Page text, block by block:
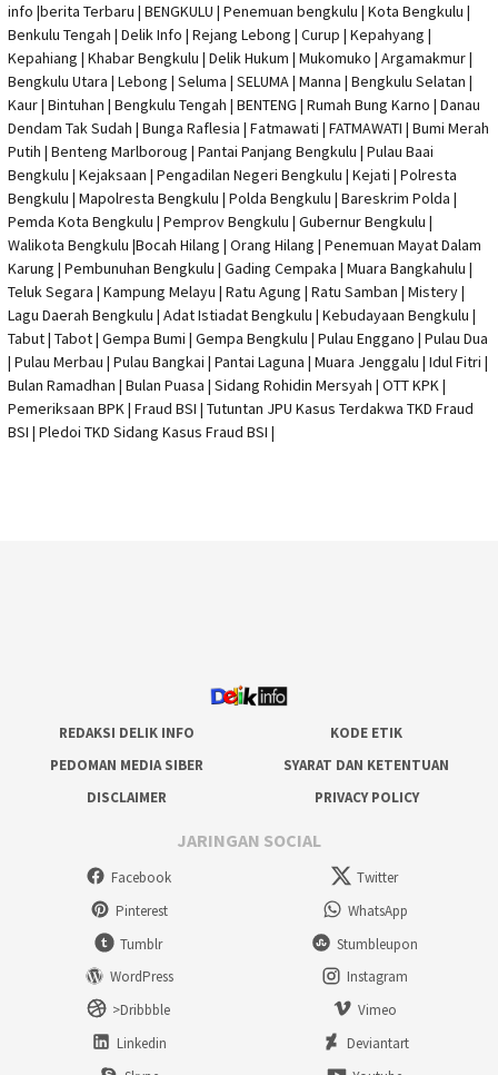
info |berita Terbaru | BENGKULU | Penemuan bengkulu | Kota Bengkulu |
Benkulu Tengah | Delik Info | Rejang Lebong | Curup | Kepahyang |
Kepahiang | Khabar Bengkulu | Delik Hukum | Mukomuko | Argamakmur |
Bengkulu Utara | Lebong | Seluma | SELUMA | Manna | Bengkulu Selatan |
Kaur | Bintuhan | Bengkulu Tengah | BENTENG | Rumah Bung Karno | Danau
Dendam Tak Sudah | Bunga Raflesia | Fatmawati | FATMAWATI | Bumi Merah
Putih | Benteng Marlboroug | Pantai Panjang Bengkulu | Pulau Baai
Bengkulu | Kejaksaan | Pengadilan Negeri Bengkulu | Kejati | Polresta
Bengkulu | Mapolresta Bengkulu | Polda Bengkulu | Bareskrim Polda |
Pemda Kota Bengkulu | Pemprov Bengkulu | Gubernur Bengkulu |
Walikota Bengkulu |Bocah Hilang | Orang Hilang | Penemuan Mayat Dalam
Karung | Pembunuhan Bengkulu | Gading Cempaka | Muara Bangkahulu |
Teluk Segara | Kampung Melayu | Ratu Agung | Ratu Samban | Mistery |
Lagu Daerah Bengkulu | Adat Istiadat Bengkulu | Kebudayaan Bengkulu |
Tabut | Tabot | Gempa Bumi | Gempa Bengkulu | Pulau Enggano | Pulau Dua
| Pulau Merbau | Pulau Bangkai | Pantai Laguna | Muara Jenggalu | Idul Fitri |
Bulan Ramadhan | Bulan Puasa | Sidang Rohidin Mersyah | OTT KPK|
Pemeriksaan BPK | Fraud BSI | Tutuntan JPU Kasus Terdakwa TKD Fraud
BSI | Pledoi TKD Sidang Kasus Fraud BSI |
REDAKSI DELIK INFO
KODE ETIK
PEDOMAN MEDIA SIBER
SYARAT DAN KETENTUAN
DISCLAIMER
PRIVACY POLICY
JARINGAN SOCIAL
Facebook
Twitter
Pinterest
WhatsApp
Tumblr
Stumbleupon
WordPress
Instagram
>Dribbble
Vimeo
Linkedin
Deviantart